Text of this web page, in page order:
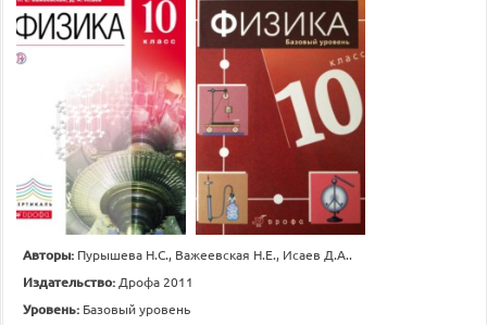
Авторы: Пурышева Н.С., Важеевская Н.Е., Исаев Д.А..
Издательство: Дрофа 2011
Уровень: Базовый уровень